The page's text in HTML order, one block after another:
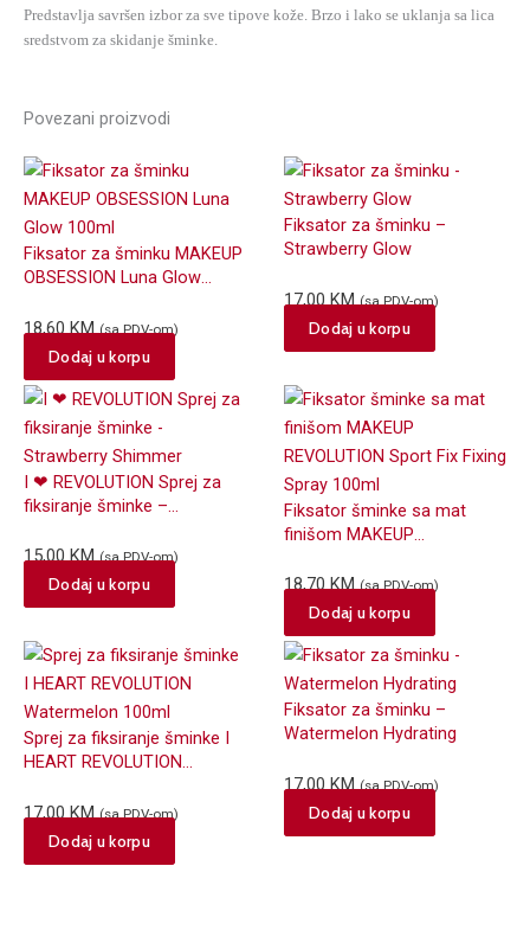
Predstavlja savršen izbor za sve tipove kože. Brzo i lako se uklanja sa lica
sredstvom za skidanje šminke.
Povezani proizvodi
Fiksator za šminku MAKEUP
OBSESSION Luna Glow
18,60 KM (sa PDV-om)
Dodaj u korpu
Fiksator za šminku –
Strawberry Glow
17,00 KM (sa PDV-om)
Dodaj u korpu
I ❤ REVOLUTION Sprej za
fiksiranje šminke –
15,00KM (sa PDV-om)
Dodaj u korpu
Fiksator šminke sa mat
finišom MAKEUP
Spray 100ml
18,70KM (sa PDV-om)
Dodaj u korpu
Sprej za fiksiranje šminke I
HEART REVOLUTION
17,00KM (sa PDV-om)
Dodaj u korpu
Fiksator za šminku –
Watermelon Hydrating
17,00KM (sa PDV-om)
Dodaj u korpu